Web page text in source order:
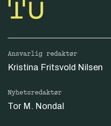
Ansvarlig redaktør
Kristina Fritsvold Nilsen
Nyhetsredaktør
Tor M. Nondal